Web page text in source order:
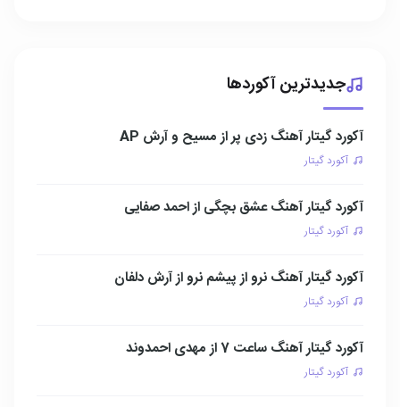
جدیدترین آکوردها
آکورد گیتار آهنگ زدی پر از مسیح و آرش AP
آکورد گیتار
آکورد گیتار آهنگ عشق بچگی از احمد صفایی
آکورد گیتار
آکورد گیتار آهنگ نرو از پیشم نرو از آرش دلفان
آکورد گیتار
آکورد گیتار آهنگ ساعت 7 از مهدی احمدوند
آکورد گیتار